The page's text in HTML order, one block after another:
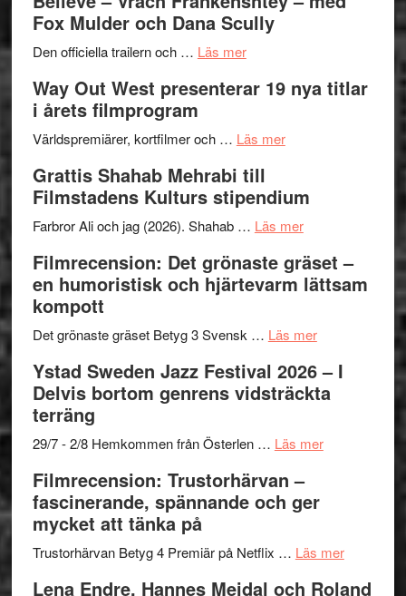
–
kväll
Festival
II
Fox Mulder och Dana Scully
Den officiella trailern och … Läs merom
trailern
The
Files:
I
Want
Believe
–
Frankenshtey
med
Fox
och
Scully
Way Out West presenterar 19 nya titlar
i årets filmprogram
Världspremiärer, kortfilmer och … Läs merom
West
presenterar
nya
titlar
årets
Grattis Shahab Mehrabi till
Filmstadens Kulturs stipendium
Farbror Ali och jag (2026). Shahab … Läs merom
Shahab
Mehrabi
Filmstadens
stipendium
Filmrecension: Det grönaste gräset –
en humoristisk och hjärtevarm lättsam
kompott
Det grönaste gräset Betyg 3 Svensk … Läs merom
Det
grönaste
–
och
lättsam
Ystad Sweden Jazz Festival 2026 – I
Delvis bortom genrens vidsträckta
terräng
29/7 - 2/8 Hemkommen från Österlen … Läs merom
2026
Filmrecension: Trustorhärvan –
fascinerande, spännande och ger
mycket att tänka på
Trustorhärvan Betyg 4 Premiär på Netflix … Läs merom
Lena Endre, Hannes Meidal och Roland